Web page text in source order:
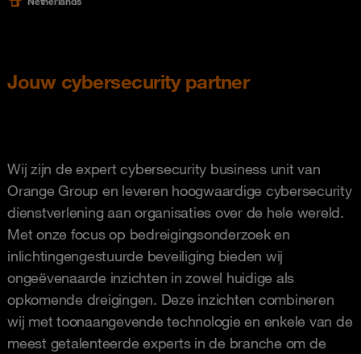
Jouw cybersecurity partner
Wij zijn de expert cybersecurity business unit van
Orange Group en leveren hoogwaardige cybersecurity
dienstverlening aan organisaties over de hele wereld.
Met onze focus op bedreigingsonderzoek en
inlichtingengestuurde beveiliging bieden wij
ongeëvenaarde inzichten in zowel huidige als
opkomende dreigingen. Deze inzichten combineren
wij met toonaangevende technologie en enkele van de
meest getalenteerde experts in de branche om de